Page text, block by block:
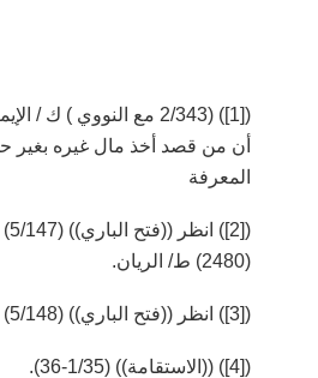
(
[1]
) (2/343 مع النووي ) ك /
أن من قصد أخذ مال غيره بغير
المعرفة
(
[2]
)
(2480) ط/ الريان.
(
[3]) انظر ((فتح الباري)) (5/148) ط/ الريان.
(
[4]) ((الاستقامة)) (1/35-36).